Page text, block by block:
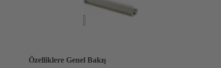
Özelliklere Genel Bakış